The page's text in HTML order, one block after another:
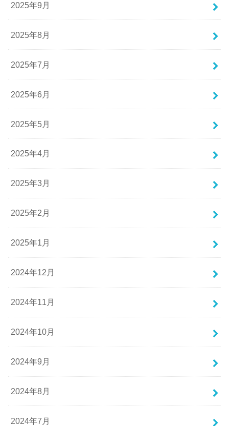
2025年9月
2025年8月
2025年7月
2025年6月
2025年5月
2025年4月
2025年3月
2025年2月
2025年1月
2024年12月
2024年11月
2024年10月
2024年9月
2024年8月
2024年7月